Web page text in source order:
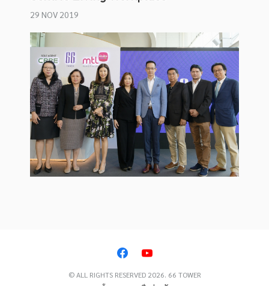
29 NOV 2019
© ALL RIGHTS RESERVED 2026. 66 TOWER